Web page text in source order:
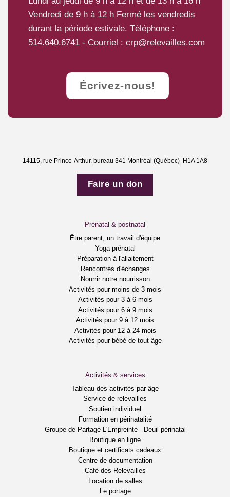
Vendredi de 9 h à 12 h Fermé les vendredis
durant la période estivale. Téléphone :
514.640.6741 - Courriel : crp@relevailles.com
Écrivez-nous!
14115, rue Prince-Arthur, bureau 341 Montréal (Québec) H1A 1A8
Faire un don
Prénatal & postnatal
Être parent, un travail d'équipe
Yoga prénatal
Préparation à l'allaitement
Rencontres d'échanges
Nourrir notre nourrisson
Activités pour moins de 3 mois
Activités pour 3 à 6 mois
Activités pour 6 à 9 mois
Activités pour 9 à 12 mois
Activités pour 12 à 24 mois
Activités pour bébé de tout âge
Activités & services
Tableau des activités par âge
Service de relevailles
Soutien individuel
Formation en périnatalité
Groupe de Partage L'Empreinte - Deuil périnatal
Boutique en ligne
Boutique et certificats cadeaux
Centre de documentation
Café des Relevailles
Location de salles
Le portage